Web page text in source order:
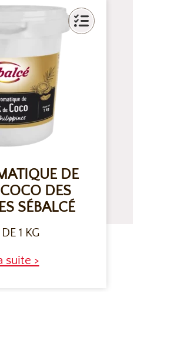
DE
DES
SÉBALCÉ
1 KG
suite >